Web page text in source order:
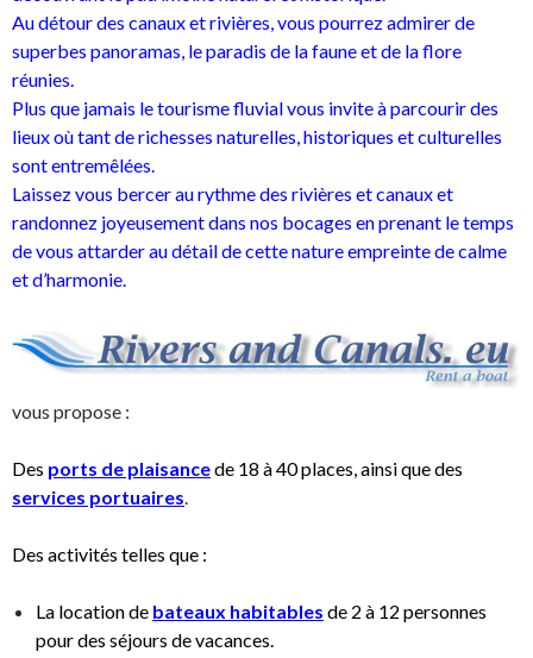
Au détour des canaux et rivières, vous pourrez admirer de
superbes panoramas, le paradis de la faune et de la flore
réunies.
Plus que jamais le tourisme fluvial vous invite à parcourir des
lieux où tant de richesses naturelles, historiques et culturelles
sont entremêlées.
Laissez vous bercer au rythme des rivières et canaux et
randonnez joyeusement dans nos bocages en prenant le temps
de vous attarder au détail de cette nature empreinte de calme
et d’harmonie.
vous propose :
Des ports de plaisancede 18 à 40 places,ainsi que des
services portuaires.
Des activités telles que :
La location de bateaux habitables de 2 à 12 personnes
pour des séjours de vacances.